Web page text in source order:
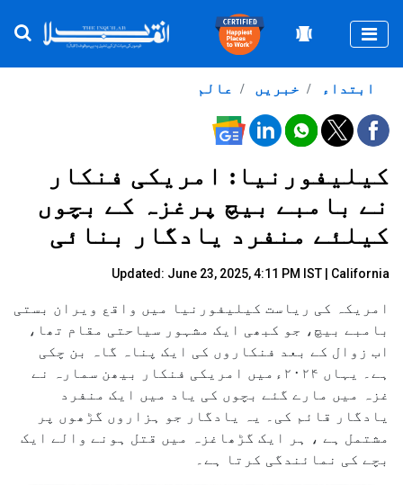
عالم خبریں ابتداء
کیلیفورنیا: امریکی فنکار
نے بامبے بیچ پرغزہ کے بچوں
کیلئے منفرد یادگار بنائی
Updated: June 23, 2025, 4:11 PM IST | California
امریکہ کی ریاست کیلیفورنیا میں واقع ویران بستی
بامبے بیچ، جو کبھی ایک مشہور سیاحتی مقام تھا،
اب زوال کے بعد فنکاروں کی ایک پناہ گاہ بن چکی
ہے۔ یہاں ۲۰۲۴ءمیں امریکی فنکار بیھن سمارہ نے
غزہ میں مارے گئے بچوں کی یاد میں ایک منفرد
یادگار قائم کی۔ یہ یادگار جو ہزاروں گڑھوں پر
مشتمل ہے ، ہر ایک گڑھاغزہ میں قتل ہونے والے ایک
بچے کی نمائندگی کرتا ہے۔